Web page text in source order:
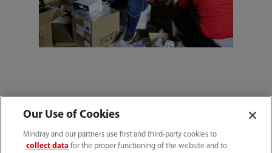
Inicio Centro de prensa
Our Use of Cookies
Mindray and our partners use first and third-party cookies to
collect data for the proper functioning of the website and to